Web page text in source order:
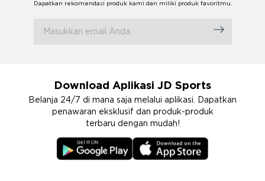
Dapatkan rekomendasi produk kami dan miliki produk favoritmu.
Download Aplikasi JD Sports
Belanja 24/7 di mana saja melalui aplikasi. Dapatkan
penawaran eksklusif dan produk-produk
terbaru dengan mudah!